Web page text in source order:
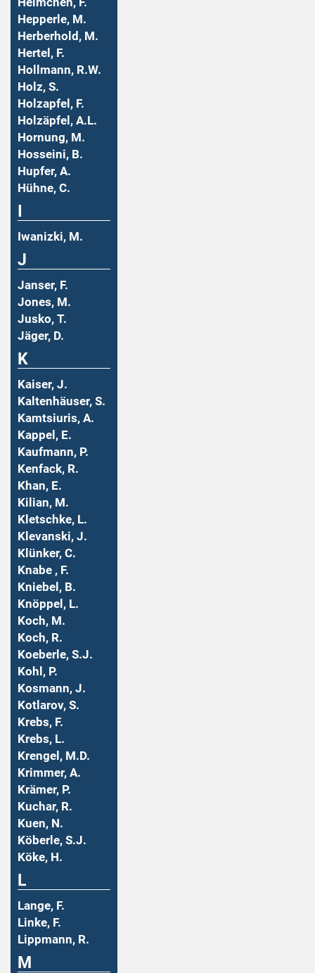
Hepperle, M.
Herberhold, M.
Hertel, F.
Hollmann, R.W.
Holz, S.
Holzapfel, F.
Holzäpfel, A.L.
Hornung, M.
Hosseini, B.
Hupfer, A.
Hühne, C.
Iwanizki, M.
J
Janser, F.
Jones, M.
Jusko, T.
Jäger, D.
K
Kaiser, J.
Kaltenhäuser, S.
Kamtsiuris, A.
Kappel, E.
Kaufmann, P.
Kenfack, R.
Khan, E.
Kilian, M.
Kletschke, L.
Klevanski, J.
Klünker, C.
Knabe , F.
Kniebel, B.
Knöppel, L.
Koch, M.
Koch, R.
Koeberle, S.J.
Kohl, P.
Kosmann, J.
Kotlarov, S.
Krebs, F.
Krebs, L.
Krengel, M.D.
Krimmer, A.
Krämer, P.
Kuchar, R.
Kuen, N.
Köberle, S.J.
Köke, H.
L
Lange, F.
Linke, F.
Lippmann, R.
M